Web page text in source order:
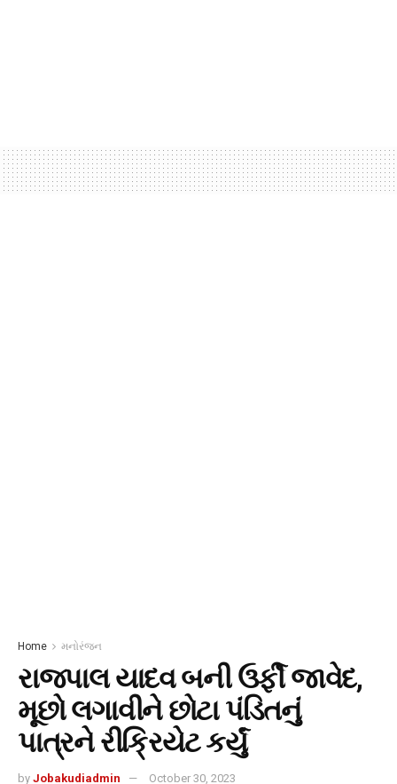
Home મનોરંજન
રાજપાલ યાદવ બની ઉર્ફી જાવેદ,
મૂછો લગાવીને છોટા પંડિતનું
પાત્રને રીક્રિયેટ કર્યું
by Jobakudiadmin October 30, 2023